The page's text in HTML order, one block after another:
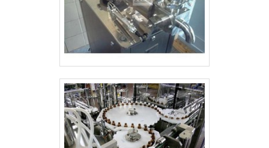
melhor experiência para parceiros novos
e antigos.